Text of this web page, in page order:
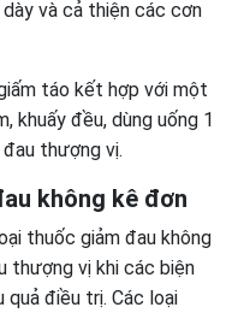
và cả thiện các cơn
táo kết hợp với một
khuấy đều, dùng uống 1
thượng vị.
không kê đơn
thuốc giảm đau không
thượng vị khi các biện
quả điều trị. Các loại